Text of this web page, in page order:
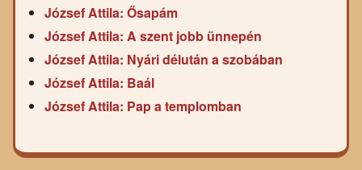
József Attila: Ősapám
József Attila: A szent jobb ünnepén
József Attila: Nyári délután a szobában
József Attila: Baál
József Attila: Pap a templomban